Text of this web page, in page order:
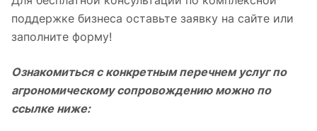
поддержке бизнеса оставьте заявку на сайте или
заполните форму!
Ознакомиться с конкретным перечнем услуг по
агрономическому сопровождению можно по
ссылке ниже: